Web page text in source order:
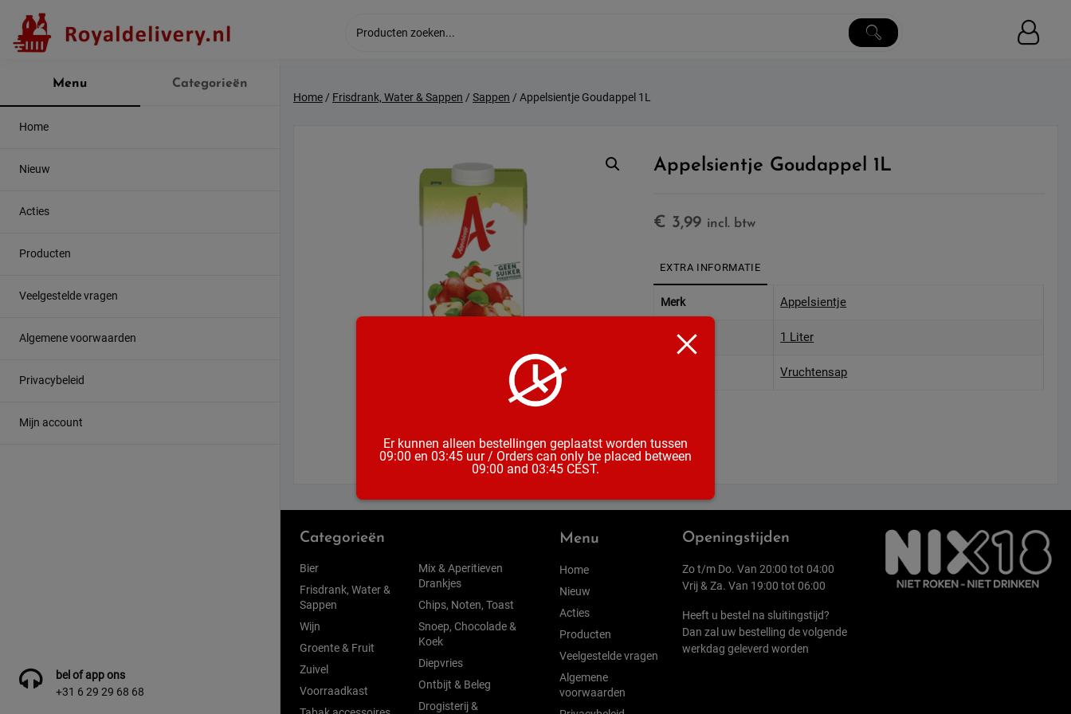
content
Menu Categorieën
Home
Nieuw
Acties
Producten
Veelgestelde vragen
Algemene voorwaarden
Privacybeleid
Mijn account
bel of app ons
+31 6 29 29 68 68
Home/ Frisdrank, Water & Sappen / Sappen / Appelsientje Goudappel 1L
Appelsientje Goudappel 1L
€ 3,99 incl. btw
EXTRA INFORMATIE
Merk Appelsientje
Inhoud 1 Liter
Vruchtensap
Categorieën
Bier
Frisdrank, Water &
Sappen
Wijn
Groente & Fruit
Zuivel
Voorraadkast
Mix & Aperitieven
Drankjes
Chips, Noten, Toast
Snoep, Chocolade &
Koek
Diepvries
Ontbijt & Beleg
Drogisterij &
Menu
Home
Nieuw
Acties
Producten
Veelgestelde vragen
Algemene
voorwaarden
Openingstijden
Zo t/m Do. Van 20:00 tot 04:00
Vrij & Za. Van 19:00 tot 06:00
Heeft u bestel na sluitingstijd?
Dan zal uw bestelling de volgende
werkdag geleverd worden
Er kunnen alleen bestellingen geplaatst worden tussen
09:00 en 03:45 uur / Orders can only be placed between
09:00 and 03:45 CEST.